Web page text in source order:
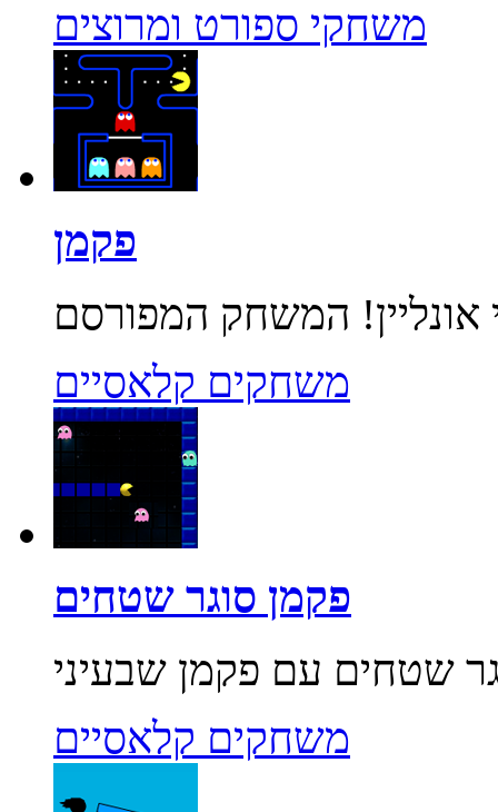
משחקי ספורט ומרוצים
פקמן
משחקים קלאסיים
פקמן סוגר שטחים
משחקים קלאסיים